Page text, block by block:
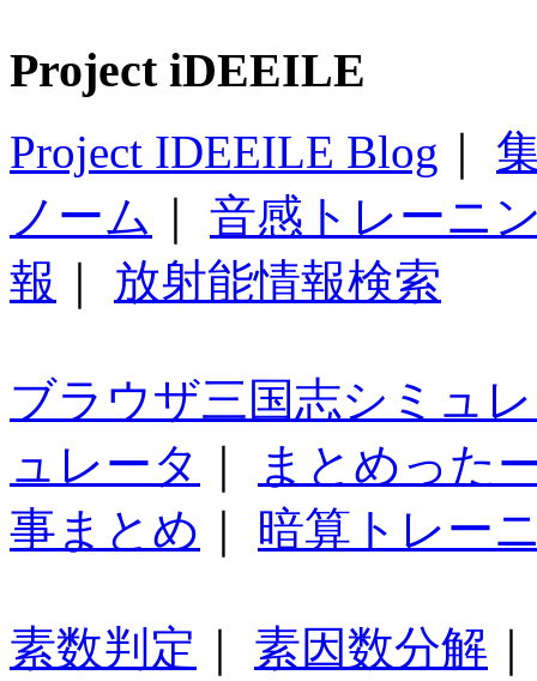
Project iDEEILE
Project IDEEILE Blog
ノーム
音感トレーニ
報
放射能情報検索
ブラウザ三国志シミュ
ュレータ
まとめった
事まとめ
暗算トレー
素数判定 素因数分解